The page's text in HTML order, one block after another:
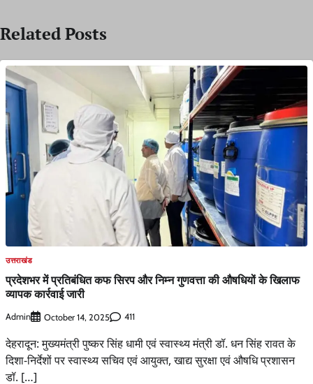
Related Posts
उत्तराखंड
प्रदेशभर में प्रतिबंधित कफ सिरप और निम्न गुणवत्ता की औषधियों के खिलाफ
व्यापक कार्रवाई जारी
Admin October 14, 2025 411
देहरादून: मुख्यमंत्री पुष्कर सिंह धामी एवं स्वास्थ्य मंत्री डॉ. धन सिंह रावत के
दिशा-निर्देशों पर स्वास्थ्य सचिव एवं आयुक्त, खाद्य सुरक्षा एवं औषधि प्रशासन
डॉ. […]